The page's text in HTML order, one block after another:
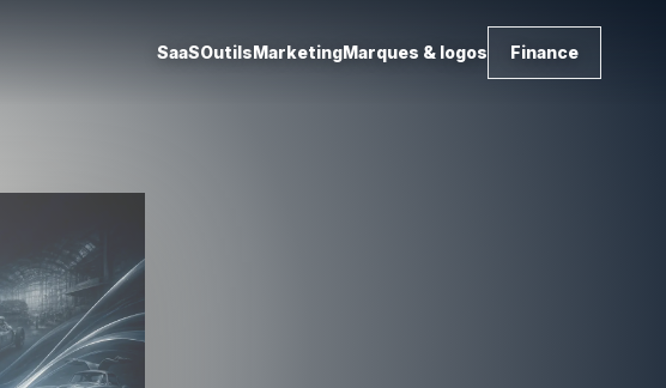
SaaSOutilsMarketingMarques & logos Finance